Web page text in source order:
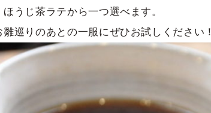
うじ茶ラテから一つ選べます。
巡りのあとの一服にぜひお試しください！